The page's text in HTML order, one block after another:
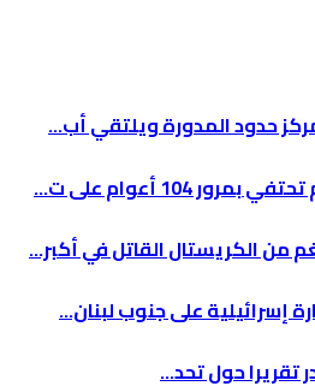
حدود المدورة ويلتقي أب...
104 أعوام على ت...
على جنوب لبنان...
تقريرا حول تحد...